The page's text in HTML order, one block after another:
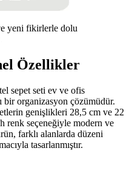
yeni fikirlerle dolu
Özellikler
sepet seti ev ve ofis
bir organizasyon çözümüdür.
genişlikleri 28,5 cm ve 22
renk seçeneğiyle modern ve
farklı alanlarda düzeni
tasarlanmıştır.